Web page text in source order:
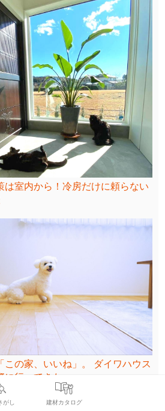
は室内から！冷房だけに頼らない
この家、いいね」。 ダイワハウス
行ってきた
し 建材カタログ